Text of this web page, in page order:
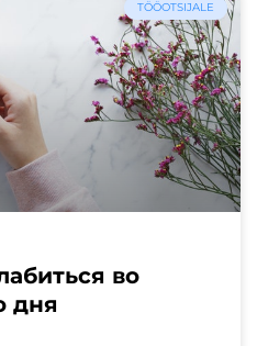
TÖÖOTSIJALE
во
дня